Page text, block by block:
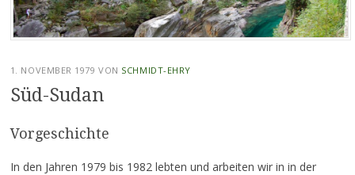
1. NOVEMBER 1979 VON SCHMIDT-EHRY
Süd-Sudan
Vorgeschichte
In den Jahren 1979 bis 1982 lebten und arbeiten wir in in der